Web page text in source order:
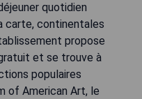
quotidien
carte, continentales
propose
et se trouve à
populaires
of American Art, le